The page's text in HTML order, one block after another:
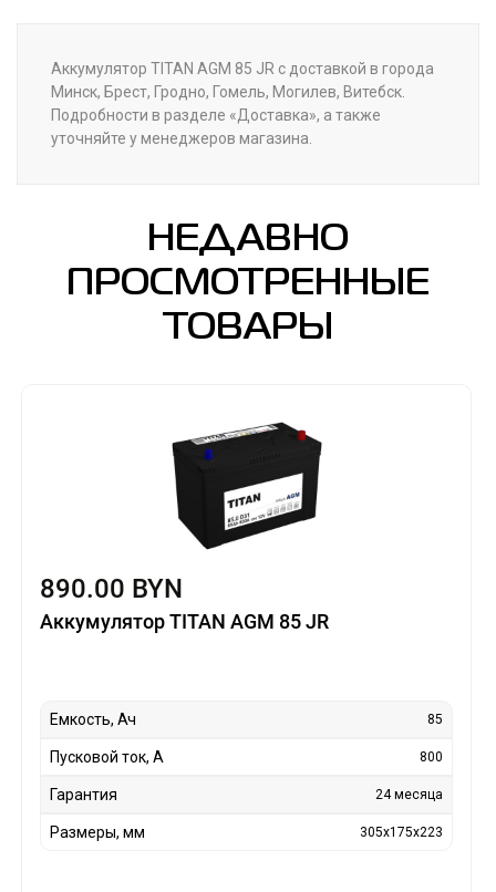
Аккумулятор TITAN AGM 85 JR с доставкой в города
Минск, Брест, Гродно, Гомель, Могилев, Витебск.
Подробности в разделе «Доставка», а также
уточняйте у менеджеров магазина.
НЕДАВНО
ПРОСМОТРЕННЫЕ
ТОВАРЫ
890.00 BYN
Аккумулятор TITAN AGM 85 JR
Емкость, Ач 85
Пусковой ток, А 800
Гарантия 24 месяца
Размеры, мм 305х175х223